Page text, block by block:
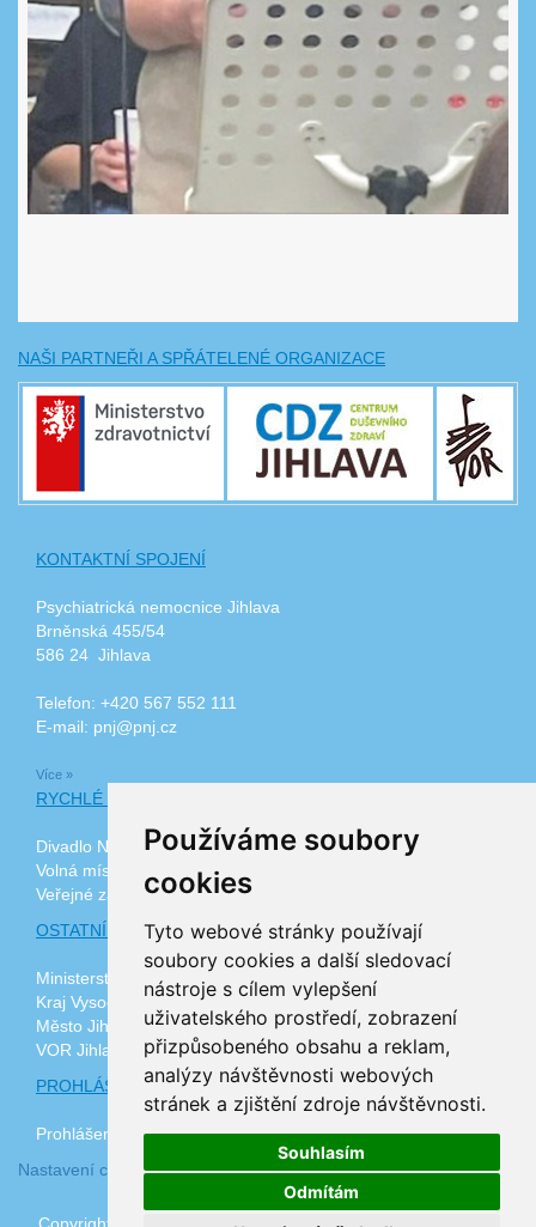
Používáme soubory
cookies
Tyto webové stránky používají
soubory cookies a další sledovací
nástroje s cílem vylepšení
uživatelského prostředí, zobrazení
přizpůsobeného obsahu a reklam,
analýzy návštěvnosti webových
stránek a zjištění zdroje návštěvnosti.
Souhlasím
Odmítám
NAŠI PARTNEŘI A SPŘÁTELENÉ ORGANIZACE
KONTAKTNÍ SPOJENÍ
Psychiatrická nemocnice Jihlava
Brněnská 455/54
586 24 Jihlava
Telefon: +420 567 552 111
E-mail: pnj@pnj.cz
Více »
RYCHLÉ ODKAZY
Divadlo Na Kopečku
Volná místa
Veřejné zakázky
OSTATNÍ ODKAZY
Ministerstvo zdravotnictví ČR
Kraj Vysočina
Město Jihlava
VOR Jihlava, z.ú.
PROHLÁŠENÍ O PŘÍSTUPNOSTI
Prohlášení o přístupnosti
Nastavení cookies